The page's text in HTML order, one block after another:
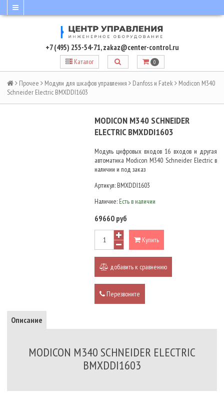
+7 (495) 255-54-71,zakaz@center-control.ru
Каталог 0
Прочее Модули для шкафов управления Danfoss и Fatek
Modicon M340
Schneider Electric BMXDDI1603
MODICON M340 SCHNEIDER
ELECTRIC BMXDDI1603
Модуль цифровых входов 16 входов и другая
автоматика Modicon M340 Schneider Electric в
наличии и под заказ
Артикул: BMXDDI1603
Наличие: Есть в наличии
69660 руб
Купить
добавить к сравнению
Перезвоните
Описание
MODICON M340 SCHNEIDER ELECTRIC
BMXDDI1603